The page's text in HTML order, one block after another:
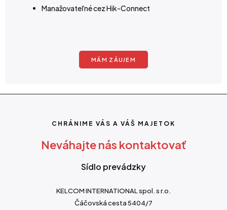
Manažovateľné cez Hik-Connect
MÁM ZÁUJEM
CHRÁNIME VÁS A VÁŠ MAJETOK
Neváhajte nás kontaktovať
Sídlo prevádzky
KELCOM INTERNATIONAL spol. s r.o.
Čáčovská cesta 5404/7